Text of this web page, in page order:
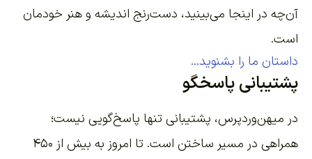
آن‌چه در اینجا می‌بینید، دست‌رنج اندیشه و هنر خودمان
است.
داستان ما را بشنوید...
پشتیبانی پاسخگو
در میهن‌وردپرس، پشتیبانی تنها پاسخ‌گویی نیست؛
همراهی در مسیر ساختن است. تا امروز به بیش از ۴۵۰